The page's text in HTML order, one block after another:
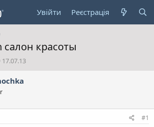
Увійти Реєстрація
салон красоты
Д
т
17.07.13
#1